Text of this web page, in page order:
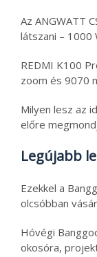
Az ANGWATT
látszani – 1000
REDMI K100
zoom és 9070
Milyen lesz az
előre
Legújabb
Ezekkel a
olcsóbban
Hóvégi
okosóra,